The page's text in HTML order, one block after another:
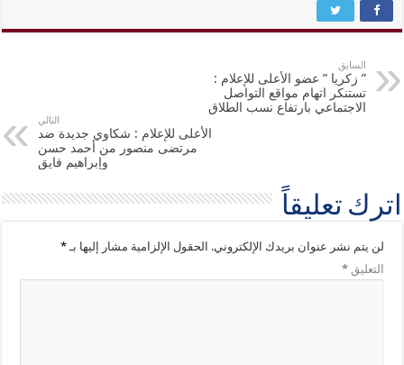
السابق
” زكريا ” عضو الأعلى للإعلام :
تستنكر اتهام مواقع التواصل
الاجتماعي بارتفاع نسب الطلاق
التالي
الأعلى للإعلام : شكاوي جديدة ضد
مرتضى منصور من أحمد حسن
وإبراهيم فايق
اترك تعليقاً
لن يتم نشر عنوان بريدك الإلكتروني. الحقول الإلزامية مشار إليها بـ*
التعليق*